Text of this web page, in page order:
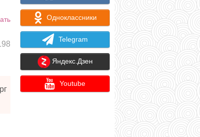
Одноклассники
Telegram
Яндекс.Дзен
Youtube